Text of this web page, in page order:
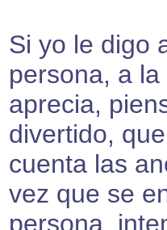
Si yo le digo
persona, a
aprecia,
divertido,
cuenta las
vez que se
persona,